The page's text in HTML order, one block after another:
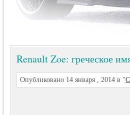
Renault Zoe: греческое
Опубликовано 14 января , 2014 в "